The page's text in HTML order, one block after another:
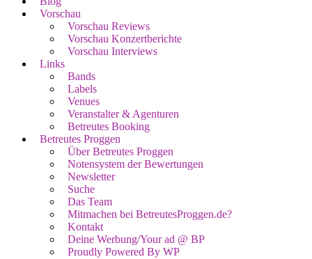
Vorschau
Vorschau Reviews
Vorschau Konzertberichte
Vorschau Interviews
Links
Bands
Labels
Venues
Veranstalter & Agenturen
Betreutes Booking
Betreutes Proggen
Über Betreutes Proggen
Notensystem der Bewertungen
Newsletter
Suche
Das Team
Mitmachen bei BetreutesProggen.de?
Kontakt
Deine Werbung/Your ad @ BP
Proudly Powered By WP